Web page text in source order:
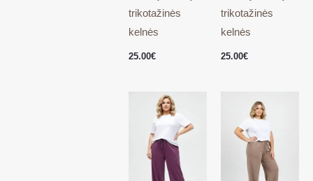
trikotažinės
kelnės
25.00€
trikotažinės
kelnės
25.00€